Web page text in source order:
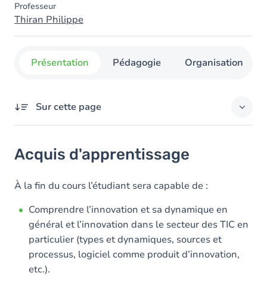
Professeur
Thiran Philippe
Présentation Pédagogie Organisation
Sur cette page
Objectifs
Contenu
Acquis d'apprentissage
À la fin du cours l’étudiant sera capable de :
Comprendre l’innovation et sa dynamique en
général et l’innovation dans le secteur des TIC en
particulier (types et dynamiques, sources et
processus, logiciel comme produit d’innovation,
etc.).